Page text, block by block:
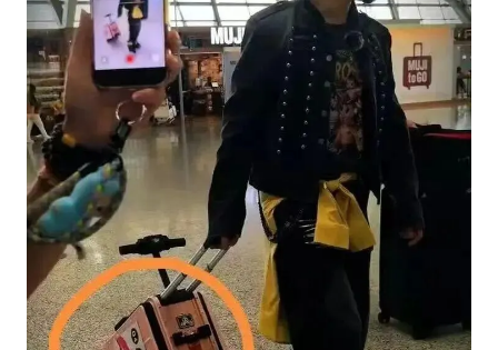
OpenAI为免费用户升级GPT-5.6 Luna
如何把百年大党建设得更加坚强有力？